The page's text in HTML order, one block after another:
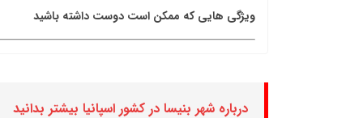
ویژگی هایی که ممکن است دوست داشته باشید
درباره شهر بنیسا در کشور اسپانیا بیشتر بدانید